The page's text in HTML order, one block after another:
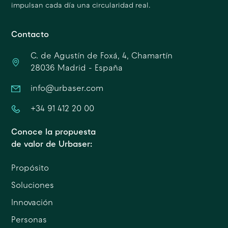
impulsan cada día una circularidad real.
Contacto
C. de Agustín de Foxá, 4, Chamartín
28036 Madrid - España
info@urbaser.com
+34 91 412 20 00
Conoce la propuesta
de valor de Urbaser:
Propósito
Soluciones
Innovación
Personas